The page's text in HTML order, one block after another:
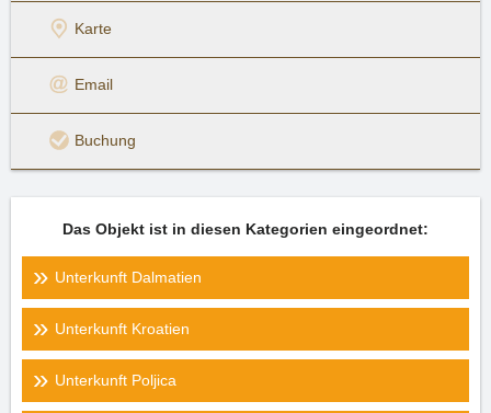
Karte
Email
Buchung
Das Objekt ist in diesen Kategorien eingeordnet:
Unterkunft Dalmatien
Unterkunft Kroatien
Unterkunft Poljica